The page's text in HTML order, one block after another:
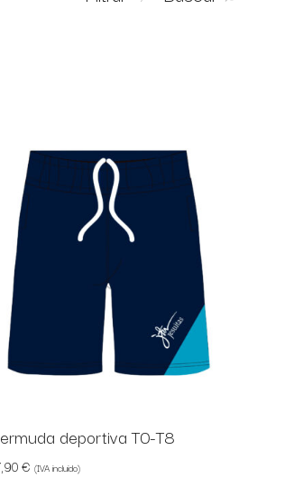
deportiva T0-T8
€ (IVA incluido)